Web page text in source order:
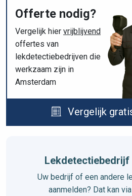
Offerte nodig?
Vergelijk hier vrijblijvend
offertes van
lekdetectiebedrijven die
werkzaam zijn in
Amsterdam
Vergelijk
Lekdetectiebedrijf
Uw bedrijf of een andere
aanmelden? Dat kan via